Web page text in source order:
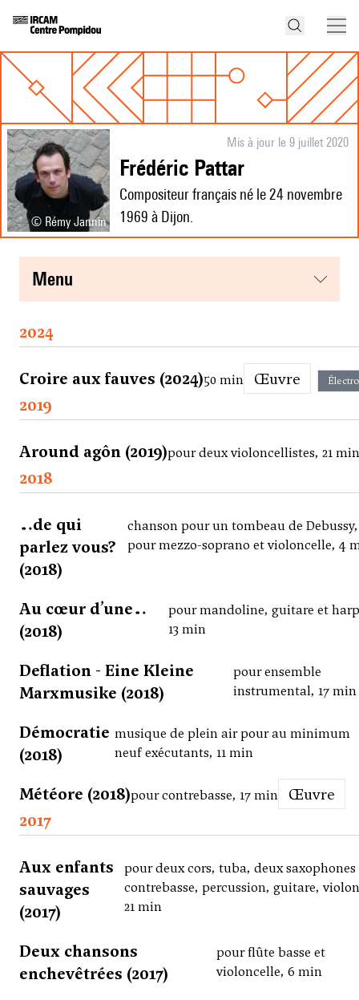
© Rémy Jannin
Mis à jour le 9 juillet 2020
Frédéric Pattar
Compositeur français né le 24 novembre
1969 à Dijon.
menu
2024
Croire aux fauves (2024)50 min Œuvre
2019
Around agôn (2019)pour deux violoncellistes, 21 min
2018
…de qui
parlez vous?
(2018)
chanson pour un tombeau de Debussy,
pour mezzo-soprano et violoncelle, 4
Au cœur d’une…
(2018)
pour mandoline, guitare et
13 min
Deflation - Eine Kleine
Marxmusike (2018)
pour ensemble
instrumental, 17 min
Démocratie
(2018)
musique de plein air pour au minimum
neuf exécutants, 11 min
Météore (2018)pour contrebasse, 17 min
Œuvre
2017
Aux enfants
sauvages
(2017)
pour deux cors, tuba, deux saxophones
contrebasse, percussion, guitare,
21 min
Deux chansons
enchevêtrées (2017)
pour flûte basse et
violoncelle, 6 min